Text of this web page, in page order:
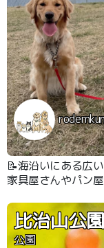
📝海沿いにある広
家具屋さんやパン
が止まってますよ♡
比治山公園
公園